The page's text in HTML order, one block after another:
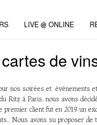
LIVE @ ONLINE
de
nos soirées et événements
Ritz à Paris, nous avons
client fut en 2019 un
Nous avons su proposer de